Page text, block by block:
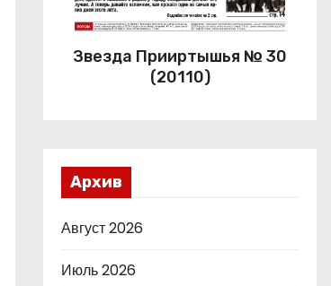
Звезда Прииртышья № 30
(20110)
Архив
Август 2026
Июль 2026